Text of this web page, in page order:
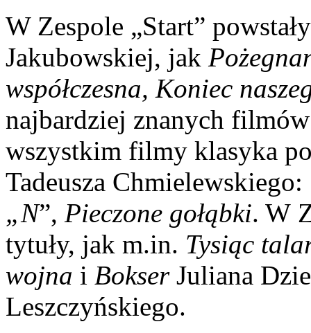
W Zespole „Start”
Jakubowskiej, jak
współczesna, Koniec
najbardziej znanych
wszystkim filmy klasyka
Tadeusza Chmielewskiego:
„N”, Pieczone gołąbki. W
tytuły, jak m.in. Tysiąc
wojna i BokserJuliana
Leszczyńskiego.